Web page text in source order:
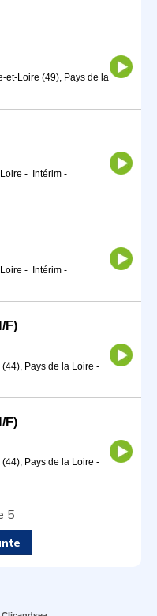
et-Loire (49), Pays de la
- Intérim -
- Intérim -
F)
Pays de la Loire -
F)
Pays de la Loire -
5